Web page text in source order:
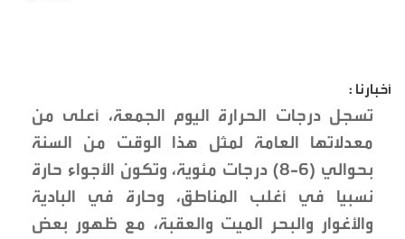
أخبارنا :
تسجل درجات الحرارة اليوم الجمعة، أعلى من
معدلاتها العامة لمثل هذا الوقت من السنة
بحوالي (6-8) درجات مئوية، وتكون الأجواء حارة
نسبيا في أغلب المناطق، وحارة في البادية
والأغوار والبحر الميت والعقبة، مع ظهور بعض